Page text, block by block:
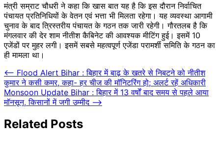
मंत्री सम्राट चौधरी ने कहा कि खास बात यह है कि इस दौरान निर्वाचित
पंचायत प्रतिनिधियों के वेतन एवं भत्ता भी मिलता रहेगा। यह व्यवस्था आगामी
चुनाव के बाद त्रिस्तरीय पंचायत के गठन तक जारी रहेगी। गौरतलब है कि
मंगलवार की देर शाम नीतीश कैबिनेट की आवश्यक मीटिंग हुई। इसमें 10
एजेंडों पर मुहर लगी। इसमें सबसे महत्वपूर्ण एजेंडा परामर्शी समिति के गठन का
ही मामला था।
Post
navigation
⟵ Flood Alert Bihar : बिहार में बाढ़ के खतरे से निबटने को नीतीश
कुमार ने कसी कमर, कहा- हर चीज की मॉनिटरिंग हो; अलर्ट रहें अधिकारी
Monsoon Update Bihar : बिहार में 13 वर्षों बाद समय से पहले आया
मॉनसून, किसानों में जगी उम्मीद ⟶
Related Posts